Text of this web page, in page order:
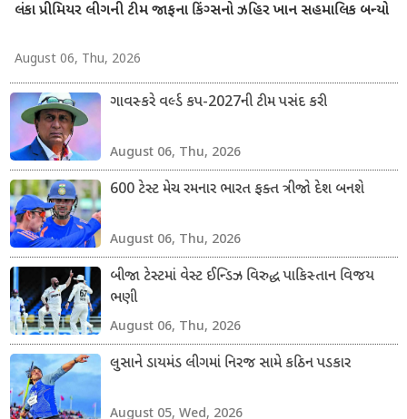
લંકા પ્રીમિયર લીગની ટીમ જાફના કિંગ્સનો ઝહિર ખાન સહમાલિક બન્યો
August 06, Thu, 2026
ગાવસ્કરે વર્લ્ડ કપ-2027ની ટીમ પસંદ કરી
August 06, Thu, 2026
600 ટેસ્ટ મેચ રમનાર ભારત ફક્ત ત્રીજો દેશ બનશે
August 06, Thu, 2026
બીજા ટેસ્ટમાં વેસ્ટ ઈન્ડિઝ વિરુદ્ધ પાકિસ્તાન વિજય
ભણી
August 06, Thu, 2026
લુસાને ડાયમંડ લીગમાં નિરજ સામે કઠિન પડકાર
August 05, Wed, 2026